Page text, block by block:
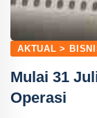
AKTUAL >
Mulai 31
Operasi